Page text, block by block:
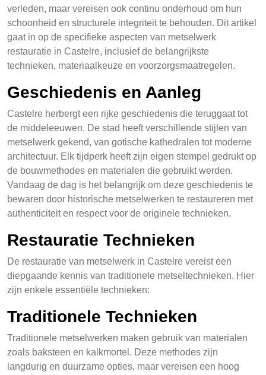
verleden, maar vereisen ook continu onderhoud om hun
schoonheid en structurele integriteit te behouden. Dit artikel
gaat in op de specifieke aspecten van metselwerk
restauratie in Castelre, inclusief de belangrijkste
technieken, materiaalkeuze en voorzorgsmaatregelen.
Geschiedenis en Aanleg
Castelre herbergt een rijke geschiedenis die teruggaat tot
de middeleeuwen. De stad heeft verschillende stijlen van
metselwerk gekend, van gotische kathedralen tot moderne
architectuur. Elk tijdperk heeft zijn eigen stempel gedrukt op
de bouwmethodes en materialen die gebruikt werden.
Vandaag de dag is het belangrijk om deze geschiedenis te
bewaren door historische metselwerken te restaureren met
authenticiteit en respect voor de originele technieken.
Restauratie Technieken
De restauratie van metselwerk in Castelre vereist een
diepgaande kennis van traditionele metseltechnieken. Hier
zijn enkele essentiële technieken:
Traditionele Technieken
Traditionele metselwerken maken gebruik van materialen
zoals baksteen en kalkmortel. Deze methodes zijn
langdurig en duurzame opties, maar vereisen een hoog